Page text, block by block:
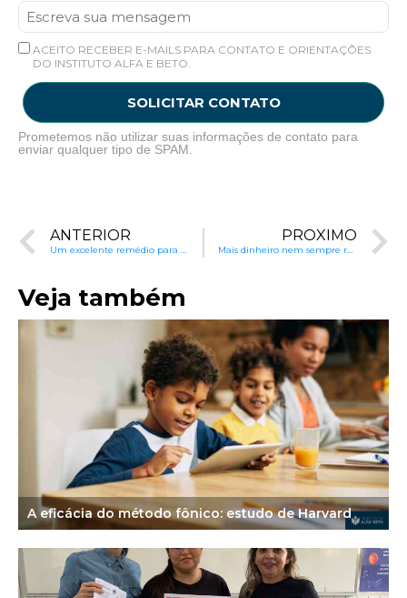
ACEITO RECEBER E-MAILS PARA CONTATO E ORIENTAÇÕES
DO INSTITUTO ALFA E BETO.
SOLICITAR CONTATO
Prometemos não utilizar suas informações de contato para
enviar qualquer tipo de SPAM.
ANTERIOR PRÓXIMO
Veja também
A eficácia do método fônico: estudo de Harvard